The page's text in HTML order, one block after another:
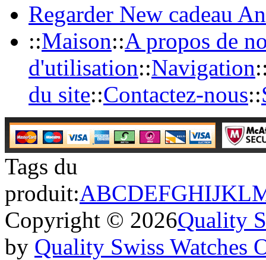
Regarder New cadeau
::Maison::A propos de
d'utilisation::Navigation
du site::Contactez-nous::
Tags du
produit:ABCDEFGHIJKL
Copyright © 2026Quality
by Quality Swiss Watches